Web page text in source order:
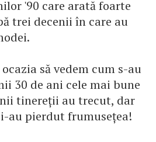
'90 care arată foarte
trei decenii în care au
să vedem cum s-au
30 de ani cele mai bune
tinereții au trecut, dar
au pierdut frumusețea!